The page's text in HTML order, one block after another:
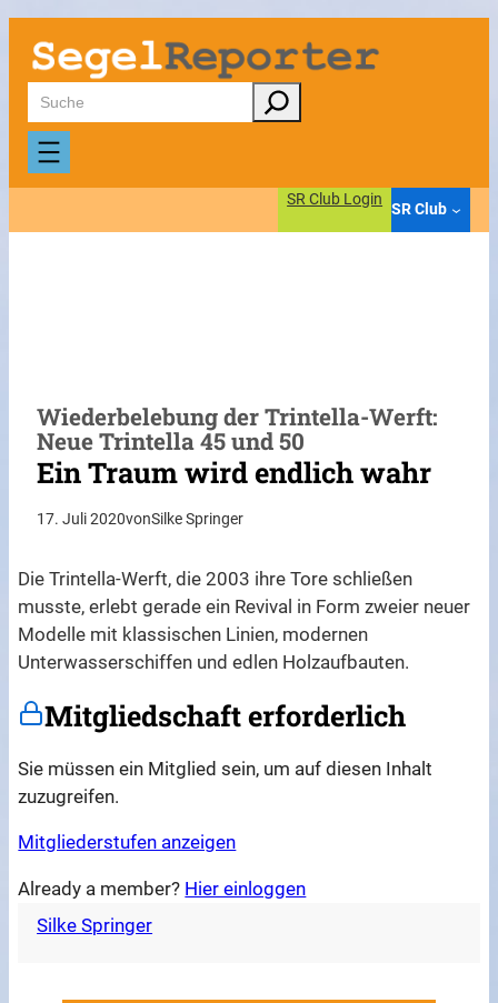
Zum
Inhalt
springen
Suchen
SR Club Login
SR Club
Wiederbelebung der Trintella-Werft:
Neue Trintella 45 und 50
Ein Traum wird endlich wahr
17. Juli 2020vonSilke Springer
Die Trintella-Werft, die 2003 ihre Tore schließen
musste, erlebt gerade ein Revival in Form zweier neuer
Modelle mit klassischen Linien, modernen
Unterwasserschiffen und edlen Holzaufbauten.
Mitgliedschaft erforderlich
Sie müssen ein Mitglied sein, um auf diesen Inhalt
zuzugreifen.
Mitgliederstufen anzeigen
Already a member? Hier einloggen
Silke Springer